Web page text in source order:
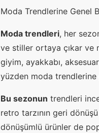
Moda Trendlerine Genel
Moda trendleri, her
ve stiller ortaya çıkar ve
giyim, ayakkabı,
yüzden moda trendlerine
Bu sezonun trendleri
retro tarzının geri
dönüşümlü ürünler de